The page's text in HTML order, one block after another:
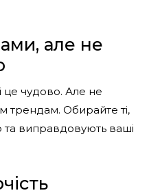
але не
це чудово. Але не
трендам. Обирайте ті,
та виправдовують ваші